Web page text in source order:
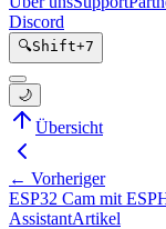
Discord
🔍Shift+7
🌙
Übersicht
← Vorheriger
ESP32 Cam mit
AssistantArtikel